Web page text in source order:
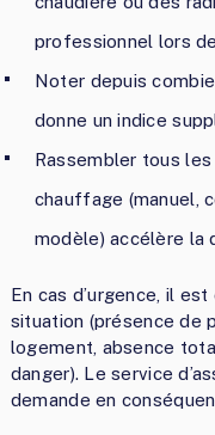
professionnel lors
Noter depuis
donne un indice
Rassembler tous
chauffage (manuel,
modèle) accélère la
En cas d’urgence, il
situation (présence de
logement, absence
danger). Le service
demande en